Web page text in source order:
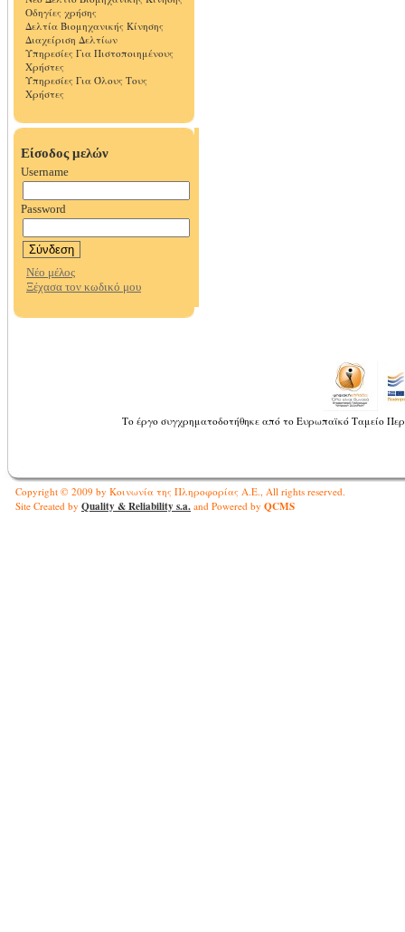
Οδηγίες χρήσης
Δελτία Βιομηχανικής Κίνησης
Διαχείριση Δελτίων
Υπηρεσίες Για Πιστοποιημένους
Χρήστες
Υπηρεσίες Για Όλους Τους
Χρήστες
Το έργο συγχρηματοδοτήθηκε από το Ευρωπαϊκό Ταμείο
Copyright © 2009 by Κοινωνία της Πληροφορίας Α.Ε., All rights reserved.
Site Created by Quality & Reliability s.a. and Powered by QCMS